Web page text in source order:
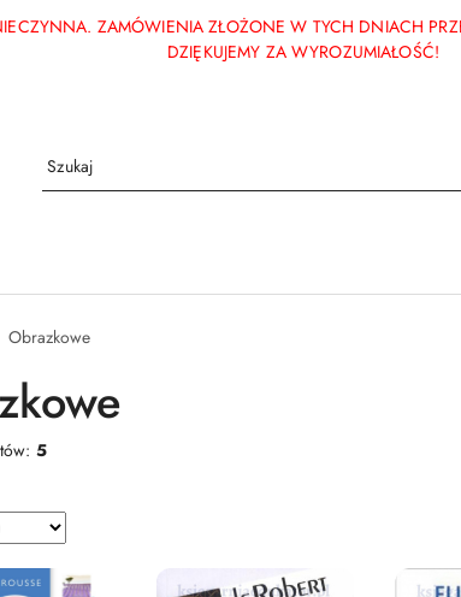
ZAMÓWIENIA ZŁOŻONE W TYCH DNIACH
DZIĘKUJEMY ZA WYROZUMIAŁOŚĆ!
Obrazkowe
5